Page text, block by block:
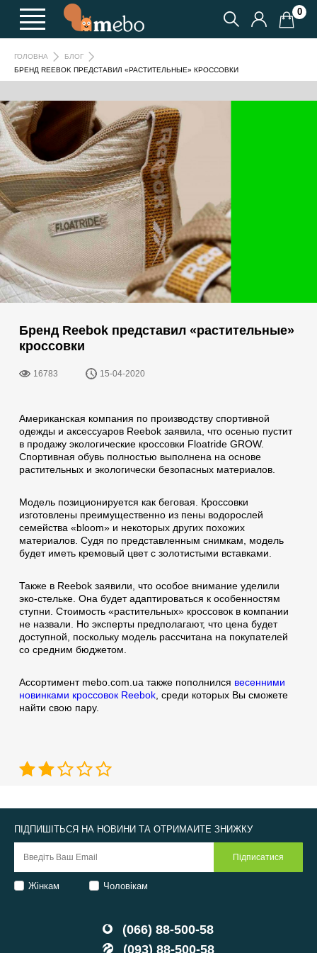
0
ГОЛОВНА
БЛОГ
БРЕНД REEBOK ПРЕДСТАВИЛ «РАСТИТЕЛЬНЫЕ» КРОССОВКИ
Бренд Reebok представил «растительные»
кроссовки
16783 15-04-2020
Американская компания по производству спортивной
одежды и аксессуаров Reebok заявила, что осенью пустит
в продажу экологические кроссовки Floatride GROW.
Спортивная обувь полностью выполнена на основе
растительных и экологически безопасных материалов.
Модель позиционируется как беговая. Кроссовки
изготовлены преимущественно из пены водорослей
семейства «bloom» и некоторых других похожих
материалов. Судя по представленным снимкам, модель
будет иметь кремовый цвет с золотистыми вставками.
Также в Reebok заявили, что особое внимание уделили
эко-стельке. Она будет адаптироваться к особенностям
ступни. Стоимость «растительных» кроссовок в компании
не назвали. Но эксперты предполагают, что цена будет
доступной, поскольку модель рассчитана на покупателей
со средним бюджетом.
Ассортимент mebo.com.ua также пополнился весенними
новинками кроссовок Reebok, среди которых Вы сможете
найти свою пару.
(066) 88-500-58
(093) 88-500-58
ПІДПИШІТЬСЯ НА НОВИНИ ТА ОТРИМАЙТЕ ЗНИЖКУ
Жінкам Чоловікам